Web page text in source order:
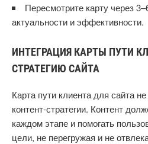
Пересмотрите карту через
актуальности и эффективности.
ИНТЕГРАЦИЯ КАРТЫ ПУТИ
СТРАТЕГИЮ САЙТА
Карта пути клиента для сайта
контент-стратегии. Контент
каждом этапе и помогать
цели, не перегружая и не